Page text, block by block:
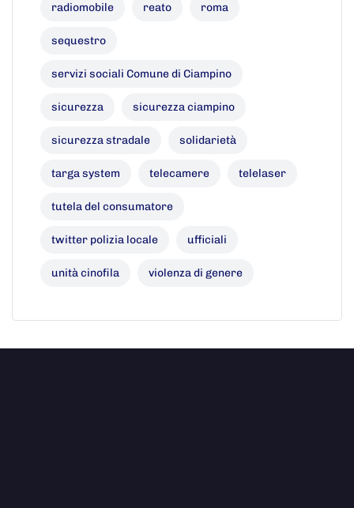
radiomobile reato roma
sequestro
servizi sociali Comune di Ciampino
sicurezza sicurezza ciampino
sicurezza stradale solidarietà
targa system telecamere telelaser
tutela del consumatore
twitter polizia locale ufficiali
unità cinofila violenza di genere